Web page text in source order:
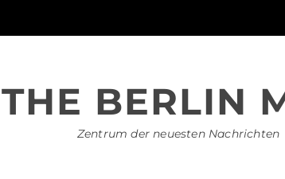
THE BERLIN
Zentrum der neuesten Nachrichten